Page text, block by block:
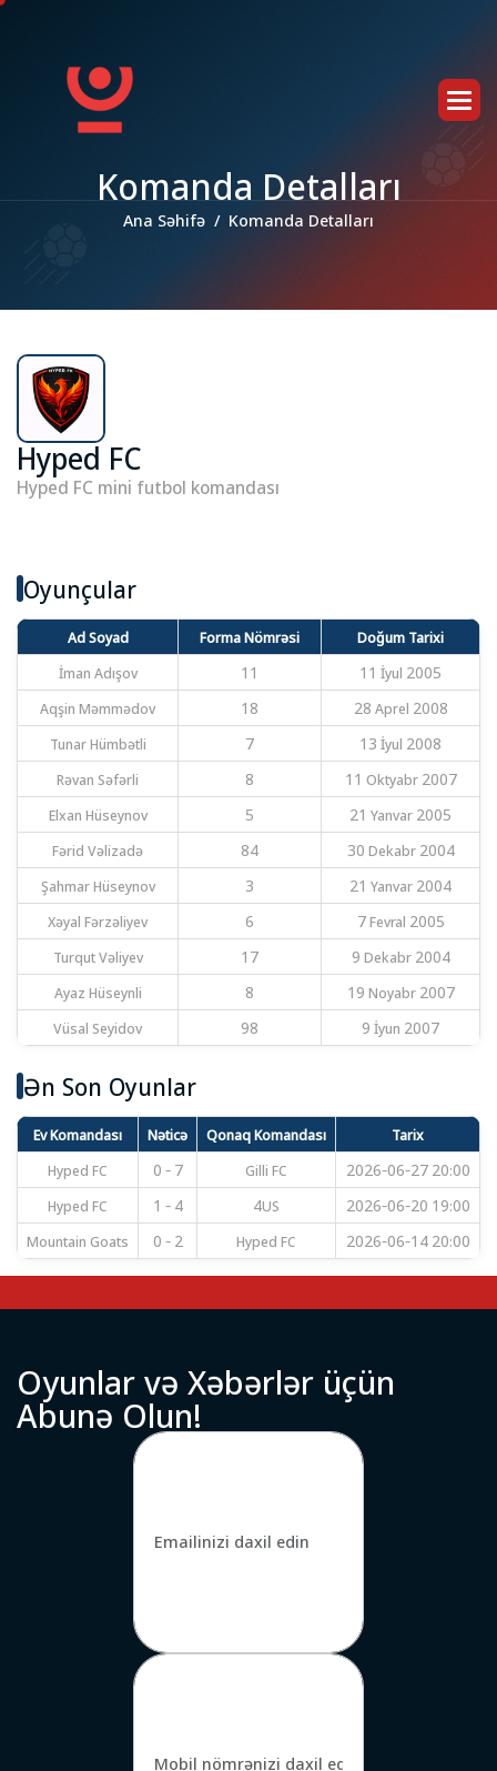
Komanda Detalları
Ana Səhifə Komanda Detalları
Hyped FC
Hyped FC mini futbol komandası
Oyunçular
Ad Soyad Forma Nömrəsi
Doğum Tarixi
İman Adışov
11
11 İyul 2005
Aqşin Məmmədov
18
28 Aprel 2008
Tunar Hümbətli
7
13 İyul 2008
Rəvan Səfərli
8
11 Oktyabr 2007
Elxan Hüseynov
5
21 Yanvar 2005
Fərid Vəlizadə
84
30 Dekabr 2004
Şahmar Hüseynov
3
21 Yanvar 2004
Xəyal Fərzəliyev
6
7 Fevral 2005
Turqut Vəliyev
17
9 Dekabr 2004
Ayaz Hüseynli
8
19 Noyabr 2007
Vüsal Seyidov
98 9 İyun 2007
Ən Son Oyunlar
Ev Komandası Nəticə Qonaq Komandası
Tarix
Hyped FC
0 - 7 Gilli FC
2026-06-27 20:00
Hyped FC
1 - 4 4US
2026-06-20 19:00
Mountain Goats
0 - 2 Hyped FC 2026-06-14 20:00
Oyunlarvə Xəbərlər üçün
Abunə Olun!